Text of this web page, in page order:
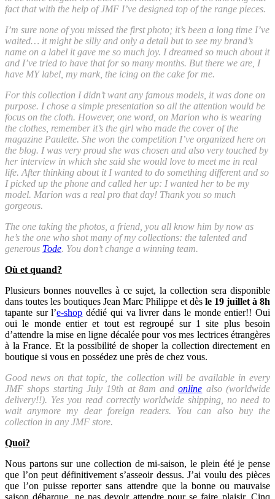
fact that with the help of JMF I’ve designed top of the range pieces.
I’m sure none of you missed the first photo; it’s been a long time I’ve
waited… it might be silly and only a detail but to see my brand’s
name on a label it gave me so much joy. I dreamed so much about it
and I’ve tried to have that for so many months. But there we are, I
have MY label, my mark, the icing on the cake for me.
For this collection I didn’t want any famous models, it was done on
purpose. I chose a simple presentation so all the attention would be
focus on the cloth. However, one word, on Marion who is wearing
the clothes, remember it’s the girl who made the cover of the
magazine Paulette. She won the competition I’ve organized here on
the blog. I was very proud she was chosen and also very touched by
her interview in which she said she would love to meet me in real
life. After thinking about it I wanted to do something different and so
I picked up the phone and called her up: I wanted her to be my
model. Marion was a real pro that day! Thank you so much
gorgeous.
The one taking the photos, a friend, you all know him by now as
he’s the one who shot many of my collections: the talented and
generous Tode. You don’t change a winning team.
Où et quand?
Plusieurs bonnes nouvelles à ce sujet, la collection sera disponible
dans toutes les boutiques Jean Marc Philippe et dès le 19 juillet à 8h
tapante sur l’e-shop dédié qui va livrer dans le monde entier!! Oui
oui le monde entier et tout est regroupé sur 1 site plus besoin
d’attendre la mise en ligne décalée pour vos mes lectrices étrangères
à la France. Et la possibilité de shoper la collection directement en
boutique si vous en possédez une près de chez vous.
Good news on that topic, the collection will be available in every
JMF shops starting July 19th at 8am andonline also (worldwide
delivery!!). Yes you read correctly worldwide shipping, no need to
wait anymore my dear foreign readers. You can also buy the
collection in any JMF store.
Quoi?
Nous partons sur une collection de mi-saison, le plein été je pense
que l’on peut définitivement s’asseoir dessus. J’ai voulu des pièces
que l’on puisse reporter sans attendre que la bonne ou mauvaise